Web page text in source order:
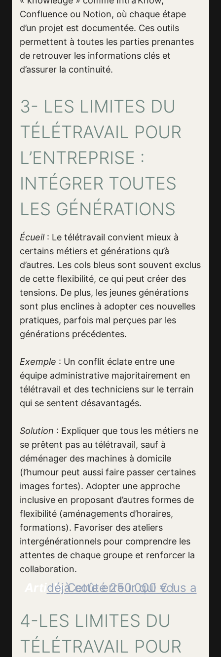
Confluence ou Notion, où chaque étape
d’un projet est documentée. Ces outils
permettent à toutes les parties prenantes
de retrouver les informations clés et
d’assurer la continuité.
3- LES LIMITES DU
TÉLÉTRAVAIL POUR
L’ENTREPRISE :
INTÉGRER TOUTES
LES GÉNÉRATIONS
Écueil : Le télétravail convient mieux à
certains métiers et générations qu’à
d’autres. Les cols bleus sont souvent exclus
de cette flexibilité, ce qui peut créer des
tensions. De plus, les jeunes générations
sont plus enclines à adopter ces nouvelles
pratiques, parfois mal perçues par les
générations précédentes.
Exemple : Un conflit éclate entre une
équipe administrative majoritairement en
télétravail et des techniciens sur le terrain
qui se sentent désavantagés.
Solution : Expliquer que tous les métiers ne
se prêtent pas au télétravail, sauf à
déménager des machines à domicile
(l’humour peut aussi faire passer certaines
images fortes). Adopter une approche
inclusive en proposant d’autres formes de
flexibilité (aménagements d’horaires,
formations). Favoriser des ateliers
intergénérationnels pour comprendre les
attentes de chaque groupe et renforcer la
collaboration.
Article
Cette erreur qui vous a déjà coûté 250.000 € !
4-LES LIMITES DU
TÉLÉTRAVAIL POUR